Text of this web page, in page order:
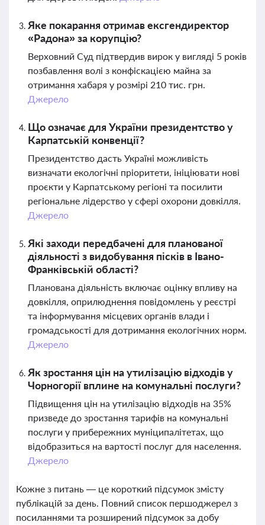
Яке покарання отримав ексгендиректор
«Радона» за корупцію?
Верховний Суд підтвердив вирок у вигляді 5 років
позбавлення волі з конфіскацією майна за
отримання хабаря у розмірі 210 тис. грн.
Джерело
Що означає для України президентство у
Карпатській конвенції?
Президентство дасть Україні можливість
визначати екологічні пріоритети, ініціювати нові
проєкти у Карпатському регіоні та посилити
регіональне лідерство у сфері охорони довкілля.
Джерело
Які заходи передбачені для планованої
діяльності з видобування пісків в Івано-
Франківській області?
Планована діяльність включає оцінку впливу на
довкілля, оприлюднення повідомлень у реєстрі
та інформування місцевих органів влади і
громадськості для дотримання екологічних норм.
Джерело
Як зростання цін на утилізацію відходів у
Чорногорії вплине на комунальні послуги?
Підвищення цін на утилізацію відходів на 35%
призведе до зростання тарифів на комунальні
послуги у прибережних муніципалітетах, що
відобразиться на вартості послуг для населення.
Джерело
Кожне з питань — це короткий підсумок змісту
публікацій за день. Повний список першоджерел з
посиланнями та розширений підсумок за добу